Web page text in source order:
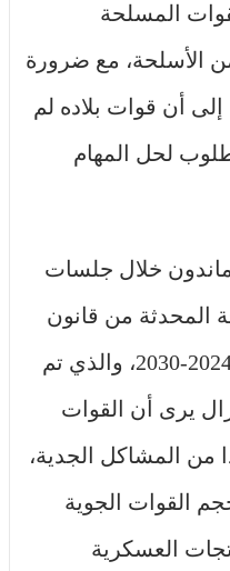
المسلحة
الأسلحة، مع ضرورة
إلى أن قوات بلاده لم
لحل المهام
خلال جلسات
المحدثة من قانون
البرمجة العسكرية للأعوام 2024-2030، والذي تم
يرى أن القوات
من المشاكل الجدية،
القوات الجوية
العسكرية